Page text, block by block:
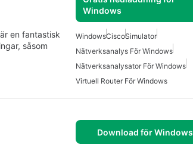
Windows
en fantastisk
såsom
WindowsCiscoSimulator
Nätverksanalys För Windows
Nätverksanalysator För Windows
Virtuell Router För Windows
Download för Windows